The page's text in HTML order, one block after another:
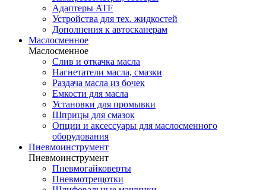
Адаптеры ATF
Устройства для тех. жидкостей
Дополнения к автосканерам
Маслосменное
Маслосменное
Слив и откачка масла
Нагнетатели масла, смазки
Раздача масла из бочек
Емкости для масла
Установки для промывки
Шприцы для смазок
Опции и аксессуары для маслосменного
оборудования
Пневмоинструмент
Пневмоинструмент
Пневмогайковерты
Пневмотрещотки